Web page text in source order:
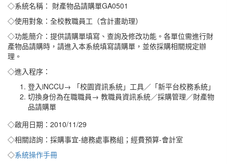
◇系統名稱： 財產物品請購單GA0501
◇使用對象：全校教職員工（含計畫助理）
◇功能簡介：提供請購單填寫、查詢及修改功能。各單位需進行財
產物品請購時，請進入本系統填寫請購單，並依採購相關規定辦
理。
◇進入程序：
登入iNCCU→ 「校園資訊系統」工具／「新平台校務系統」
切換身份為在職職員→ 教職員資訊系統／採購管理／財產物
品請購單
◇啟用日期：2010/11/29
◇相關諮詢：採購事宜-總務處事務組；經費預算-會計室
◇系統操作手冊